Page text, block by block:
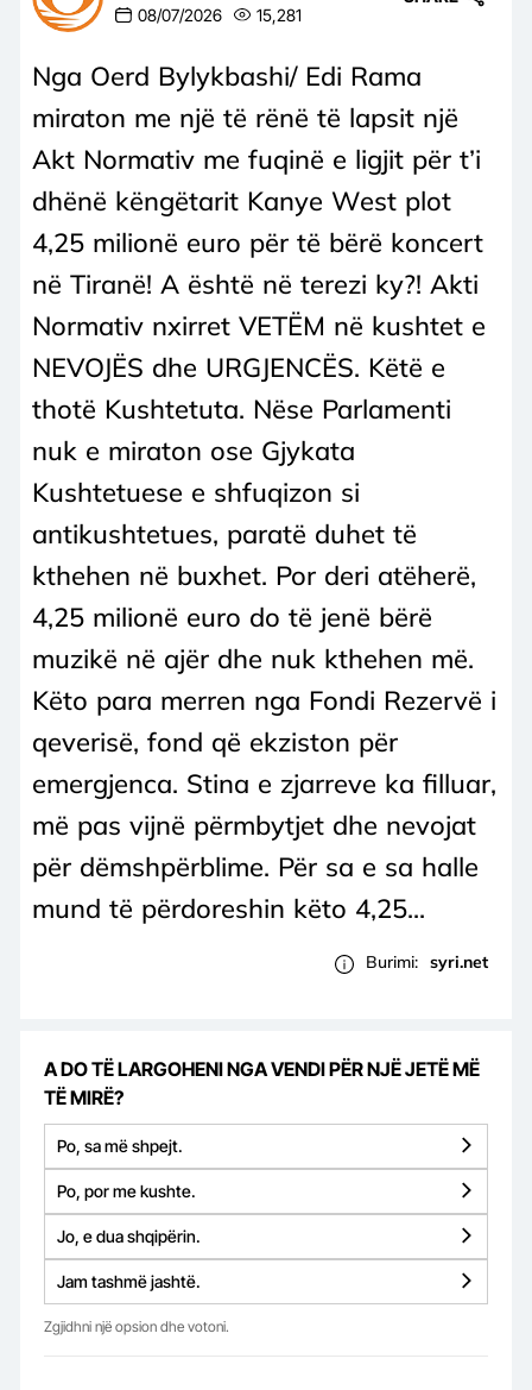
08/07/2026 15,281
Nga Oerd Bylykbashi/ Edi Rama
miraton me një të rënë të lapsit një
Akt Normativ me fuqinë e ligjit për t’i
dhënë këngëtarit Kanye West plot
4,25 milionë euro për të bërë koncert
në Tiranë! A është në terezi ky?! Akti
Normativ nxirret VETËM në kushtet e
NEVOJËS dhe URGJENCËS. Këtë e
thotë Kushtetuta. Nëse Parlamenti
nuk e miraton ose Gjykata
Kushtetuese e shfuqizon si
antikushtetues, paratë duhet të
kthehen në buxhet. Por deri atëherë,
4,25 milionë euro do të jenë bërë
muzikë në ajër dhe nuk kthehen më.
Këto para merren nga Fondi Rezervë i
qeverisë, fond që ekziston për
emergjenca. Stina e zjarreve ka filluar,
më pas vijnë përmbytjet dhe nevojat
për dëmshpërblime. Për sa e sa halle
mund të përdoreshin këto 4,25...
Burimi: syri.net
A DO TË LARGOHENI NGA VENDI PËR NJË JETË MË
TË MIRË?
Po, sa më shpejt.
Po, por me kushte.
Jo, e dua shqipërin.
Jam tashmë jashtë.
Zgjidhni një opsion dhe votoni.